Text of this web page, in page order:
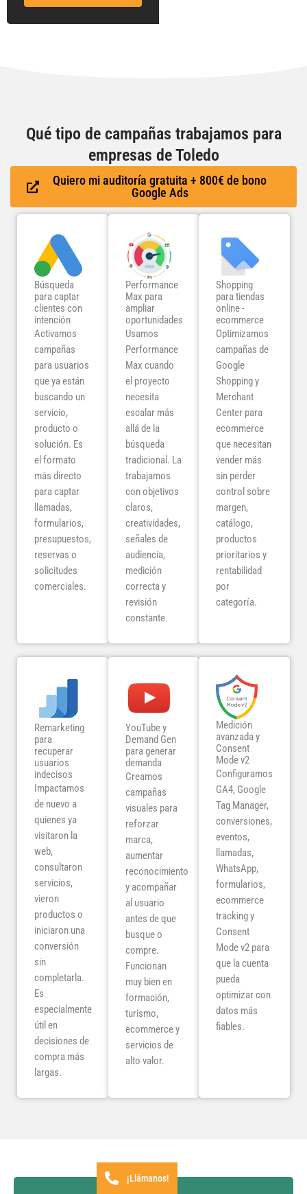
Qué tipo de campañas trabajamos para
empresas de Toledo
Quiero mi auditoría gratuita + 800€ de bono
Google Ads
Búsqueda
para captar
clientes con
intención
Activamos
campañas
para usuarios
que ya están
buscando un
servicio,
producto o
solución. Es
el formato
más directo
para captar
llamadas,
formularios,
presupuestos,
reservas o
solicitudes
comerciales.
Performance
Max para
ampliar
oportunidades
Usamos
Performance
Max cuando
el proyecto
necesita
escalar más
allá de la
búsqueda
tradicional. La
trabajamos
con objetivos
claros,
creatividades,
señales de
audiencia,
medición
correcta y
revisión
constante.
Shopping
para tiendas
online -
ecommerce
Optimizamos
campañas de
Google
Shopping y
Merchant
Center para
ecommerce
que necesitan
vender más
sin perder
control sobre
margen,
catálogo,
productos
prioritarios y
rentabilidad
por
categoría.
Remarketing
para
recuperar
usuarios
indecisos
Impactamos
de nuevo a
quienes ya
visitaron la
web,
consultaron
servicios,
vieron
productos o
iniciaron una
conversión
sin
completarla.
Es
especialmente
útil en
decisiones de
compra más
largas.
YouTube y
Demand Gen
para generar
demanda
Creamos
campañas
visuales para
reforzar
marca,
aumentar
reconocimiento
y acompañar
al usuario
antes de que
busque o
compre.
Funcionan
muy bien en
formación,
turismo,
ecommerce y
servicios de
alto valor.
Medición
avanzada y
Consent
Mode v2
Configuramos
GA4, Google
Tag Manager,
conversiones,
eventos,
llamadas,
WhatsApp,
formularios,
ecommerce
tracking y
Consent
Mode v2 para
que la cuenta
pueda
optimizar con
datos más
fiables.
¡Llámanos!